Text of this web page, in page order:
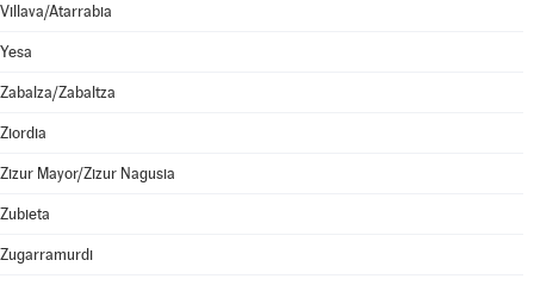
Villava/Atarrabia
Yesa
Zabalza/Zabaltza
Ziordia
Zizur Mayor/Zizur Nagusia
Zubieta
Zugarramurdi